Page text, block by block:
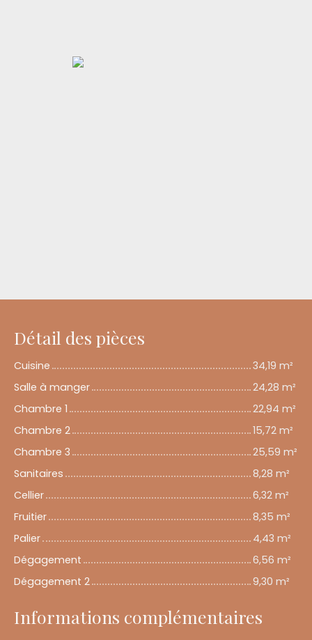
Détail des pièces
Cuisine
34,19 m²
Salle à manger
24,28 m²
Chambre 1
22,94 m²
Chambre 2
15,72 m²
Chambre 3
25,59 m²
Sanitaires
8,28 m²
Cellier
6,32 m²
Fruitier
8,35 m²
Palier
4,43 m²
Dégagement
6,56 m²
Dégagement 2
9,30 m²
Informations complémentaires